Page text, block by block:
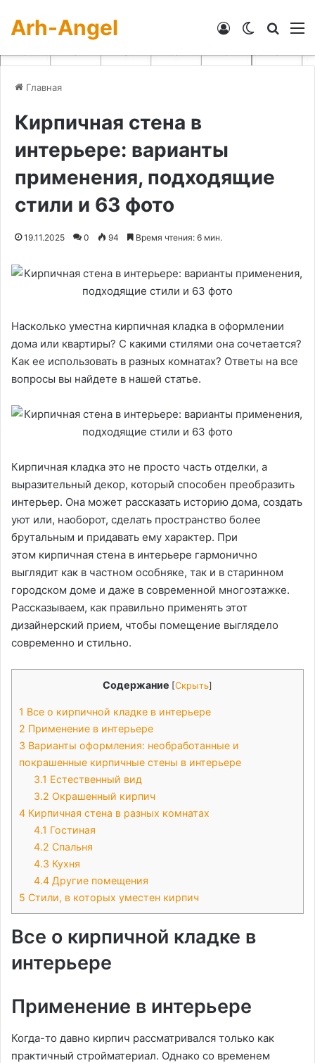
Arh-Angel Switch skin
Войти
Главная
Кирпичная стена в
интерьере: варианты
применения, подходящие
стили и 63 фото
19.11.2025 0 94 Время чтения: 6 мин.
Насколько уместна кирпичная кладка в оформлении
дома или квартиры? С какими стилями она сочетается?
Как ее использовать в разных комнатах? Ответы на все
вопросы вы найдете в нашей статье.
Кирпичная кладка это не просто часть отделки, а
выразительный декор, который способен преобразить
интерьер. Она может рассказать историю дома, создать
уют или, наоборот, сделать пространство более
брутальным и придавать ему характер. При
этом кирпичная стена в интерьере гармонично
выглядит как в частном особняке, так и в старинном
городском доме и даже в современной многоэтажке.
Рассказываем, как правильно применять этот
дизайнерский прием, чтобы помещение выглядело
современно и стильно.
Содержание [Скрыть]
1 Все о кирпичной кладке в интерьере
2 Применение в интерьере
3 Варианты оформления: необработанные и
покрашенные кирпичные стены в интерьере
3.1 Естественный вид
3.2 Окрашенный кирпич
4 Кирпичная стена в разных комнатах
4.1 Гостиная
4.2 Спальня
4.3 Кухня
4.4 Другие помещения
5 Стили, в которых уместен кирпич
Все о кирпичной кладке в
интерьере
Применение в интерьере
Когда-то давно кирпич рассматривался только как
практичный стройматериал. Однако со временем